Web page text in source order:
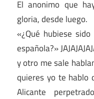
El anonimo que
gloria, desde luego.
«¿Qué hubiese sido
española?»
y otro me sale
quieres yo te hablo
Alicante